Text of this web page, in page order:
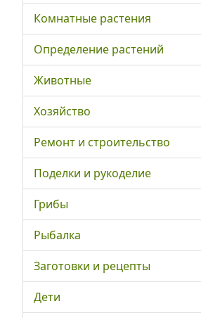
Комнатные растения
Определение растений
Животные
Хозяйство
Ремонт и строительство
Поделки и рукоделие
Грибы
Рыбалка
Заготовки и рецепты
Дети